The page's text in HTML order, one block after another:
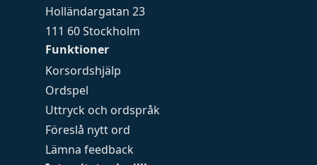
Funktioner
Korsordshjälp
Ordspel
Uttryck och ordspråk
Föreslå nytt ord
Lämna feedback
Holländargatan 23
111 60 Stockholm